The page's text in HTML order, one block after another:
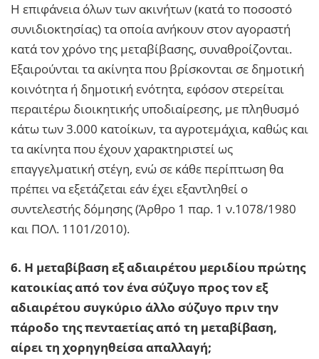
Η επιφάνεια όλων των ακινήτων (κατά το ποσοστό
συνιδιοκτησίας) τα οποία ανήκουν στον αγοραστή
κατά τον χρόνο της μεταβίβασης, συναθροίζονται.
Εξαιρούνται τα ακίνητα που βρίσκονται σε δημοτική
κοινότητα ή δημοτική ενότητα, εφόσον στερείται
περαιτέρω διοικητικής υποδιαίρεσης, με πληθυσμό
κάτω των 3.000 κατοίκων, τα αγροτεμάχια, καθώς και
τα ακίνητα που έχουν χαρακτηριστεί ως
επαγγελματική στέγη, ενώ σε κάθε περίπτωση θα
πρέπει να εξετάζεται εάν έχει εξαντληθεί ο
συντελεστής δόμησης (Άρθρο 1 παρ. 1 ν.1078/1980
και ΠΟΛ. 1101/2010).
6. Η μεταβίβαση εξ αδιαιρέτου μεριδίου πρώτης
κατοικίας από τον ένα σύζυγο προς τον εξ
αδιαιρέτου συγκύριο άλλο σύζυγο πριν την
πάροδο της πενταετίας από τη μεταβίβαση,
αίρει τη χορηγηθείσα απαλλαγή;